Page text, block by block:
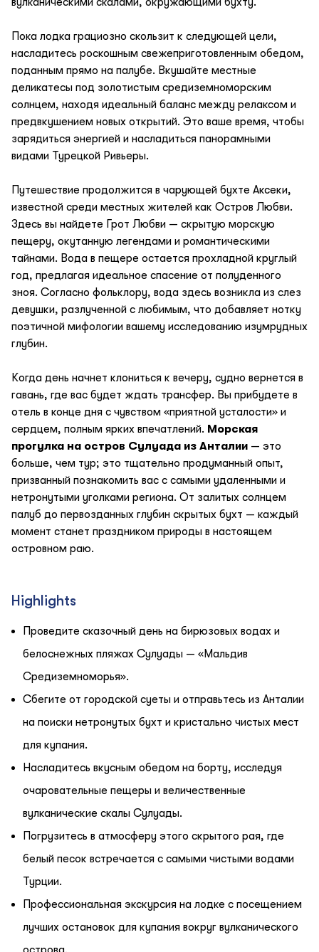
Пока лодка грациозно скользит к следующей цели,
насладитесь роскошным свежеприготовленным обедом,
поданным прямо на палубе. Вкушайте местные
деликатесы под золотистым средиземноморским
солнцем, находя идеальный баланс между релаксом и
предвкушением новых открытий. Это ваше время, чтобы
зарядиться энергией и насладиться панорамными
видами Турецкой Ривьеры.
Путешествие продолжится в чарующей бухте Аксеки,
известной среди местных жителей как Остров Любви.
Здесь вы найдете Грот Любви — скрытую морскую
пещеру, окутанную легендами и романтическими
тайнами. Вода в пещере остается прохладной круглый
год, предлагая идеальное спасение от полуденного
зноя. Согласно фольклору, вода здесь возникла из слез
девушки, разлученной с любимым, что добавляет нотку
поэтичной мифологии вашему исследованию изумрудных
глубин.
Когда день начнет клониться к вечеру, судно вернется в
гавань, где вас будет ждать трансфер. Вы прибудете в
отель в конце дня с чувством «приятной усталости» и
сердцем, полным ярких впечатлений. Морская
прогулка на остров Сулуада из Анталии — это
больше, чем тур; это тщательно продуманный опыт,
призванный познакомить вас с самыми удаленными и
нетронутыми уголками региона. От залитых солнцем
палуб до первозданных глубин скрытых бухт — каждый
момент станет праздником природы в настоящем
островном раю.
Highlights
Проведите сказочный день на бирюзовых водах и
белоснежных пляжах Сулуады — «Мальдив
Средиземноморья».
Сбегите от городской суеты и отправьтесь из Анталии
на поиски нетронутых бухт и кристально чистых мест
для купания.
Насладитесь вкусным обедом на борту, исследуя
очаровательные пещеры и величественные
вулканические скалы Сулуады.
Погрузитесь в атмосферу этого скрытого рая, где
белый песок встречается с самыми чистыми водами
Турции.
Профессиональная экскурсия на лодке с посещением
лучших остановок для купания вокруг вулканического